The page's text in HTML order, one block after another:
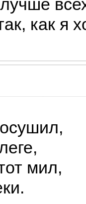
как я
мил,